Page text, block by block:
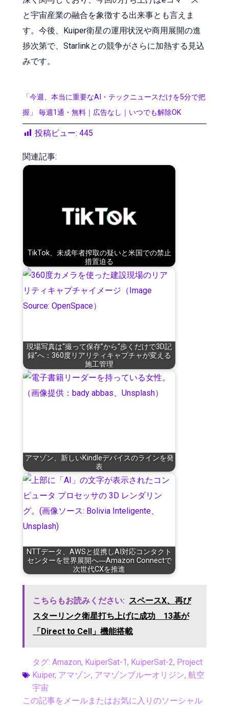
と宇宙産業の融合を象徴する出来事とも言えま
す。今後、Kuiper衛星の運用状況や商用展開の進
捗次第で、Starlinkとの競争がさらに加熱する見込
みです。
「今週、本当に重要なAI・テックニュースだけを5分で把
握」 毎週1通・無料｜広告なし｜いつでも解除OK
投稿ビュー: 445
関連記事:
TikTok、未成年者搾取の疑いと米国での禁止
措置迫る
現場写真は“撮って保存”から“歩くだけで3D記
録”へ：360度リアリティキャプチャが変える
施工管理
アマゾン、新しいKindleデバイスのラインを発
表
NTTデータ、AWSと提携しAI対応コンタクト
センターを世界展開へ―Amazon Connectで
次世代CXを推進
こちらもお読みください: スペースX、再び
スターリンク衛星打ち上げに成功 13基が
「Direct to Cell」機能搭載
タグ: Amazon, KuiperSat-1 , KuiperSat-2, Project
Kuiper, アマゾン, アマゾンブルーオリジン, 航空
宇宙
この記事をメールまたはお気に入りのソーシャル